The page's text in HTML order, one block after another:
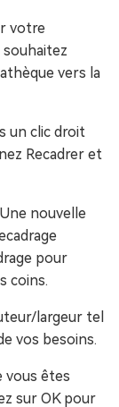
votre
vers la
un clic droit
Recadrer et
Une nouvelle
pour
coins.
largeur tel
vos besoins.
vous êtes
sur OK pour